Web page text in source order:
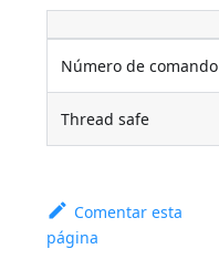
Número de comando
Thread safe
Comentar esta
página